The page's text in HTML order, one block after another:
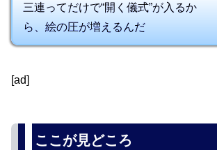
三連ってだけで“開く儀式”が入るか
ら、絵の圧が増えるんだ
[ad]
ここが見どころ